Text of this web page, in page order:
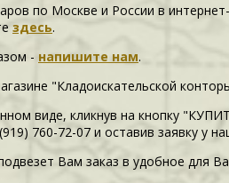
по Москве и России в
здесь.
- напишите нам.
"Кладоискательской
виде, кликнув на кнопку
760-72-07 и оставив заявку у
Вам заказ в удобное для